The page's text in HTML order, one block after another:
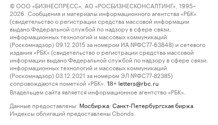
© ООО «БИЗНЕСПРЕСС», АО «РОСБИЗНЕСКОНСАЛТИНГ», 1995–
2026. Сообщения и материалы информационного агентства «РБК»
(свидетельство о регистрации средства массовой информации
выдано Федеральной службой по надзору в сфере связи,
информационных технологий и массовых коммуникаций
(Роскомнадзор) 09.12.2015 за номером ИА №ФС77-63848) и сетевого
издания «РБК» (свидетельство о регистрации средства массовой
информации выдано Федеральной службой по надзору в сфере связи,
информационных технологий и массовых коммуникаций
(Роскомнадзор) 03.12.2021 за номером ЭЛ №ФС77-82385)
сопровождаются пометкой «РБК».
18+ letters@rbc.ru
Владельцем сайта является информационное агентство «РБК».
Данные предоставлены: Мосбиржа Санкт-Петербургская биржа
Индексы облигаций предоставлены Cbonds.